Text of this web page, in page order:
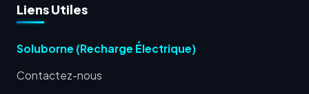
Liens Utiles
Soluborne (Recharge Électrique)
Contactez-nous